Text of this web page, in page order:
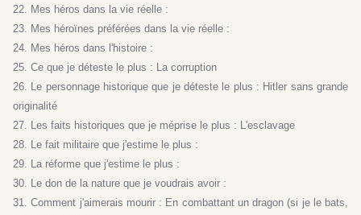
22. Mes héros dans la vie réelle :
23. Mes héroïnes préférées dans la vie réelle :
24. Mes héros dans l'histoire :
25. Ce que je déteste le plus : La corruption
26. Le personnage historique que je déteste le plus : Hitler sans grande
originalité
27. Les faits historiques que je méprise le plus : L'esclavage
28. Le fait militaire que j'estime le plus :
29. La réforme que j'estime le plus :
30. Le don de la nature que je voudrais avoir :
31. Comment j'aimerais mourir : En combattant un dragon (si je le bats,